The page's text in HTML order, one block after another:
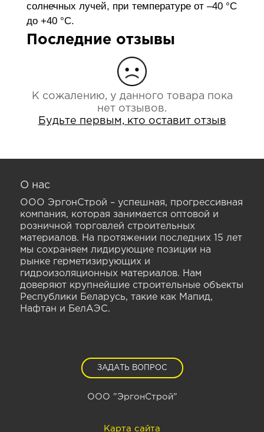
солнечных лучей, при температуре от –40 °С
до +40 °С.
Последние отзывы
К сожалению, у данного товара пока
нет отзывов.
Будьте первым, кто оставит отзыв
О нас
ООО ЭргонСтрой – успешная, прогрессивная
компания, которая занимается оптовой и
розничной торговлей строительных
материалов. На протяжении последних 15 лет
мы сохраняем лидирующие позиции на
рынке герметизирующих и
гидроизоляционных материалов. Нам
доверяют крупнейшие строительные объекты
Республики Беларусь, такие как Мапид,
Нафтан и БелАЭС.
ЗАДАТЬ ВОПРОС
ООО "ЭргонСтрой"
Карта сайта